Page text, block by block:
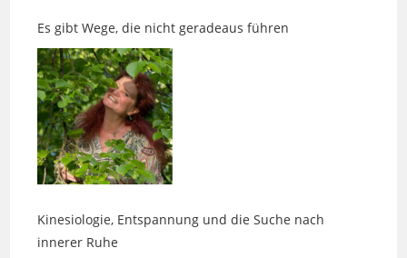
Kinesiologie, Entspannung und die Suche nach